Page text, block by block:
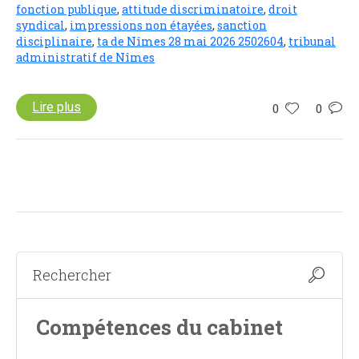
fonction publique, attitude discriminatoire, droit
syndical, impressions non étayées, sanction
disciplinaire, ta de Nîmes 28 mai 2026 2502604, tribunal
administratif de Nîmes
0 0
Lire plus
Compétences du cabinet